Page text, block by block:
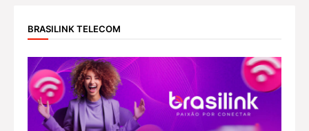
BRASILINK TELECOM